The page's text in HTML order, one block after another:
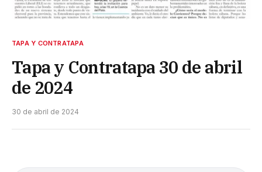
TAPA Y CONTRATAPA
Tapa y Contratapa 30 de abril
de 2024
30 de abril de 2024